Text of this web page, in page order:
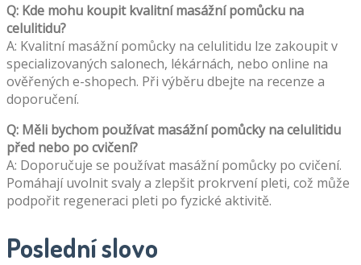
Q: Kde mohu koupit kvalitní masážní pomůcku na
celulitidu?
A: Kvalitní masážní pomůcky na celulitidu lze zakoupit v
specializovaných salonech, lékárnách, nebo online na
ověřených e-shopech. Při výběru dbejte na recenze a
doporučení.
Q: Měli bychom používat masážní pomůcky na celulitidu
před nebo po cvičení?
A: Doporučuje se používat masážní pomůcky po cvičení.
Pomáhají uvolnit svaly a zlepšit prokrvení pleti, což může
podpořit regeneraci pleti po fyzické aktivitě.
Poslední slovo